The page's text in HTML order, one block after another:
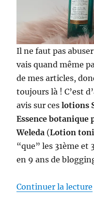
Il ne faut pas
vais quand même
de mes articles,
toujours là ! C’est
avis sur ceslotions
Essence botanique
Weleda (Lotion
“que” les 31ème et
en 9 ans de
Continuer la lecture